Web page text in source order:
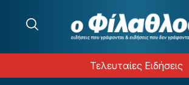
Τελευταίες Ειδήσεις